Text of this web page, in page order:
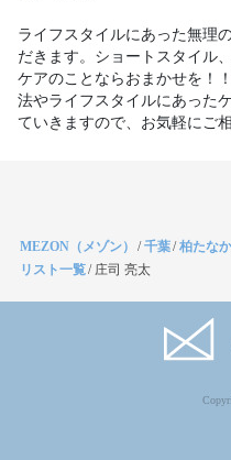
ライフスタイルにあった無理
だきます。ショートスタイル
ケアのことならおまかせを！
法やライフスタイルにあった
ていきますので、お気軽にご
MEZON（メゾン） /千葉/柏たなか
リスト一覧/ 庄司 亮太